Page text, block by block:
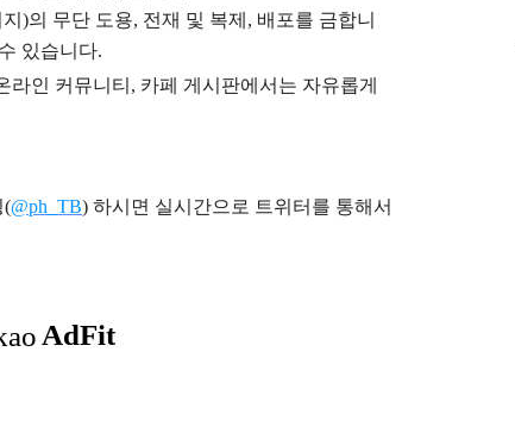
)의 무단 도용, 전재 및 복제, 배포를 금합니
있습니다.
인 커뮤니티, 카페 게시판에서는 자유롭게
(@ph_TB) 하시면 실시간으로 트위터를 통해서